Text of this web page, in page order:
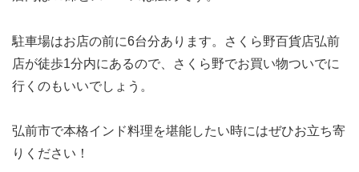
駐車場はお店の前に6台分あります。さくら野百貨店弘前
店が徒歩1分内にあるので、さくら野でお買い物ついでに
行くのもいいでしょう。
弘前市で本格インド料理を堪能したい時にはぜひお立ち寄
りください！